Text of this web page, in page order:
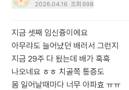
2026.04.16 조회 998
지금 셋째 임신즁이에요
아무랴도 늘어났던 배러서 그런지
지금 29주 다 됬는데 배가 훅훅
나오네요 ㅎㅎ 치골쪽 통증도
몸 일어날때마다 너무 아파효 ㅠㅠ